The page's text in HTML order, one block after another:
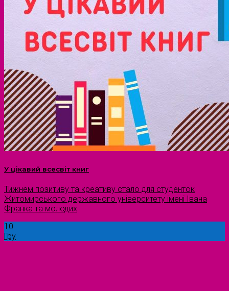
У цікавий всесвіт книг
Тижнем позитиву та креативу стало для студенток
Житомирського державного університету імені Івана
Франка та молодих
10
Гру